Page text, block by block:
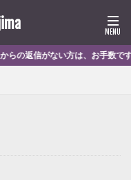
ない方は、お手数ですが再度